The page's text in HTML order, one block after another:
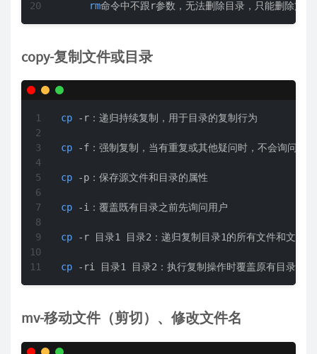
rm命令中不跟r参数，无法删除目录，只能删除文件
copy-复制文件或目录
cp -r：递归持续复制，用于目录的复制行为
cp -f：强制复制，当有重复或其他疑问时，不会询问
cp -p：保存源文件和目录的属性
cp -i：覆盖既有目录之前先询问用户
cp -r 目录1 目录2：递归复制目录1的所有文件和文件
cp -ri 目录1 目录2：执行复制操作时覆盖原有目录前询
mv-移动文件（剪切）、修改文件名